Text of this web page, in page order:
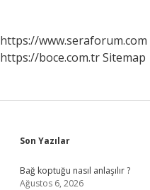
https://www.seraforum.com
https://boce.com.trSitemap
Sidebar
Son Yazılar
Bağ koptuğu nasıl anlaşılır ?
Ağustos 6, 2026